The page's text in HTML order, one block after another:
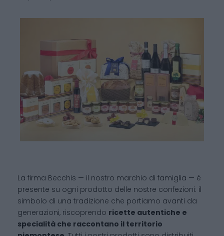
La firma Becchis — il nostro marchio di famiglia — è
presente su ogni prodotto delle nostre confezioni: il
simbolo di una tradizione che portiamo avanti da
generazioni, riscoprendo ricette autentiche e
specialità che raccontano il territorio